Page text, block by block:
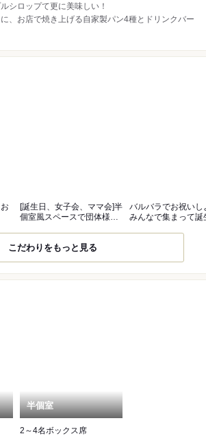
シロップて更に美味しい！
、お店で焼き上げる自家製パン4種とドリンクバー
[誕生日、女子会、ママ会]半
個室風スペースで団体様ご
バルバラでお祝い
みんなで集まって誕
こだわりをもっと見る
半個室
2～4名ボックス席